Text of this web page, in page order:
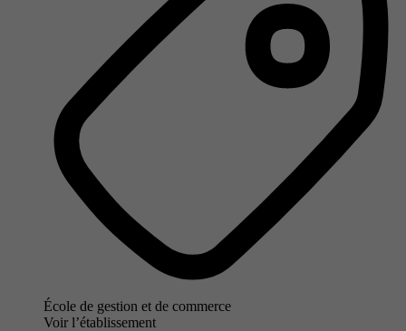
École de gestion et de commerce
Voir l’établissement